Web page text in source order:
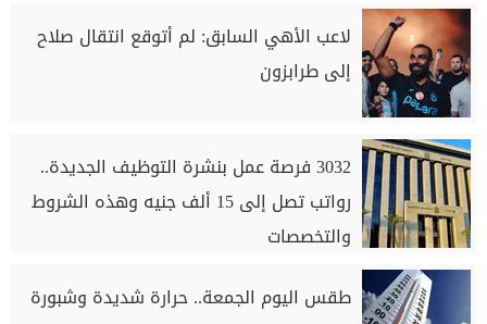
لاعب الأهي السابق: لم أتوقع انتقال صلاح
إلى طرابزون
3032 فرصة عمل بنشرة التوظيف الجديدة..
رواتب تصل إلى 15 ألف جنيه وهذه الشروط
والتخصصات
طقس اليوم الجمعة.. حرارة شديدة وشبورة